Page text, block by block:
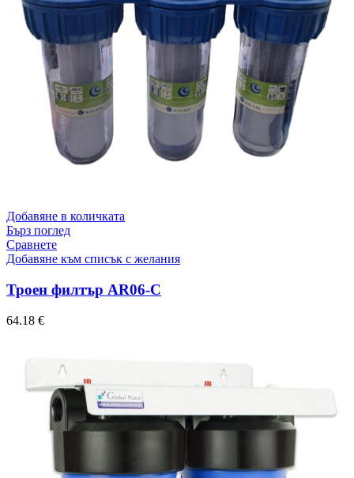
Добавяне в количката
Бърз поглед
Сравнете
Добавяне към списък с желания
Троен филтър AR06-C
64.18 €